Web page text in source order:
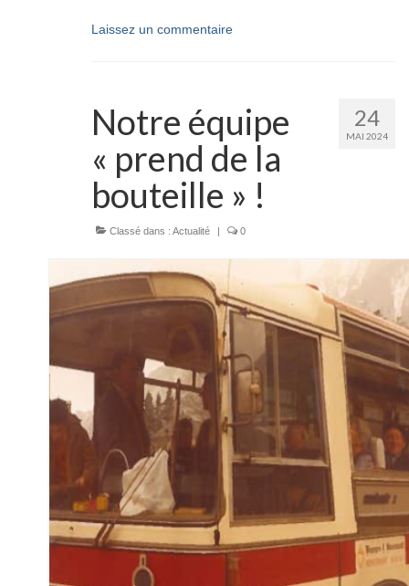
Laissez un commentaire
24
MAI 2024
Notre équipe
« prend de la
bouteille » !
Classé dans : Actualité | 0